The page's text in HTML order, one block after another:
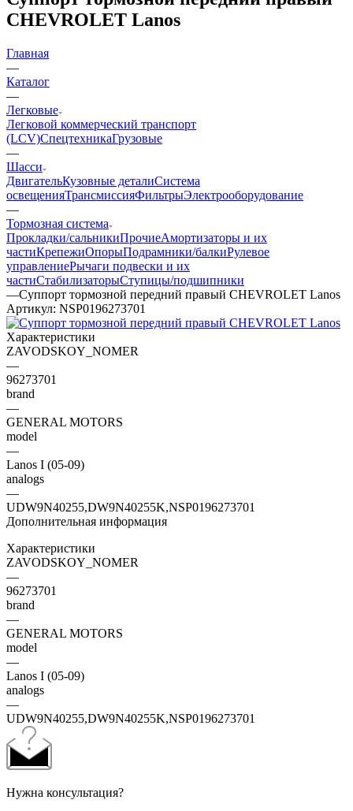
CHEVROLET Lanos
Главная
—
Каталог
—
Легковые
Легковой коммерческий транспорт
(LCV)СпецтехникаГрузовые
—
Шасси
ДвигательКузовные деталиСистема
освещенияТрансмиссияФильтрыЭлектрооборудование
—
Тормозная система
Прокладки/сальникиПрочиеАмортизаторы и их
частиКрепежиОпорыПодрамники/балкиРулевое
управлениеРычаги подвески и их
частиСтабилизаторыСтупицы/подшипники
—Суппорт тормозной передний правый CHEVROLET Lanos
Артикул: NSP0196273701
Характеристики
ZAVODSKOY_NOMER
—
96273701
brand
—
GENERAL MOTORS
model
—
Lanos I (05-09)
analogs
—
UDW9N40255,DW9N40255K,NSP0196273701
Дополнительная информация
Характеристики
ZAVODSKOY_NOMER
—
96273701
brand
—
GENERAL MOTORS
model
—
Lanos I (05-09)
analogs
—
UDW9N40255,DW9N40255K,NSP0196273701
Нужна консультация?